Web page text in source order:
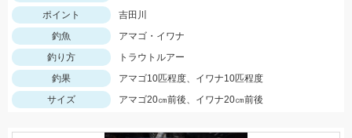
ポイント
吉田川
釣魚
アマゴ・イワナ
釣り方
トラウトルアー
釣果
アマゴ10匹程度、イワナ10匹程度
サイズ
アマゴ20㎝前後、イワナ20㎝前後